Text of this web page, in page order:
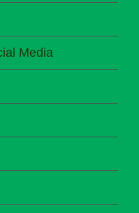
Media